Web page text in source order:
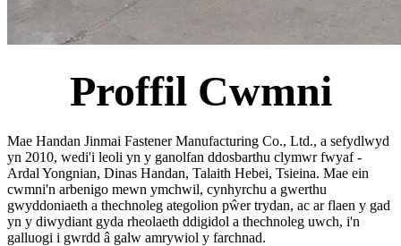
Proffil Cwmni
Mae Handan Jinmai Fastener Manufacturing Co., Ltd., a sefydlwyd
yn 2010, wedi'i leoli yn y ganolfan ddosbarthu clymwr fwyaf -
Ardal Yongnian, Dinas Handan, Talaith Hebei, Tsieina. Mae ein
cwmni'n arbenigo mewn ymchwil, cynhyrchu a gwerthu
gwyddoniaeth a thechnoleg ategolion pŵer trydan, ac ar flaen y gad
yn y diwydiant gyda rheolaeth ddigidol a thechnoleg uwch, i'n
galluogi i gwrdd â galw amrywiol y farchnad.